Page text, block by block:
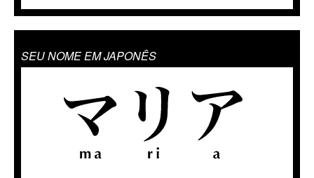
SEU NOME EM JAPONÊS